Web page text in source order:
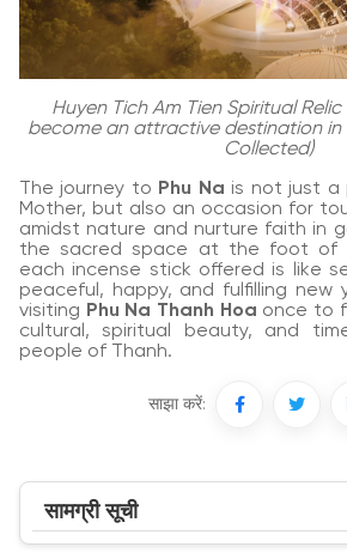
Huyen Tich Am Tien Spiritual
become an attractive destination in
Collected)
The journey to Phu Na is not just a
Mother, but also an occasion for
amidst nature and nurture faith in
the sacred space at the foot of
each incense stick offered is like
peaceful, happy, and fulfilling new
visiting Phu Na Thanh Hoa once to
cultural, spiritual beauty, and
people of Thanh.
साझा करें:
सामग्री सूची